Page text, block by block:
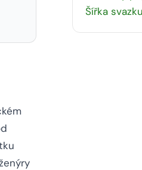
Šířka svazku